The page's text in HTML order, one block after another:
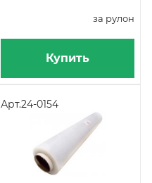
за рулон
Купить
Арт.24-0154